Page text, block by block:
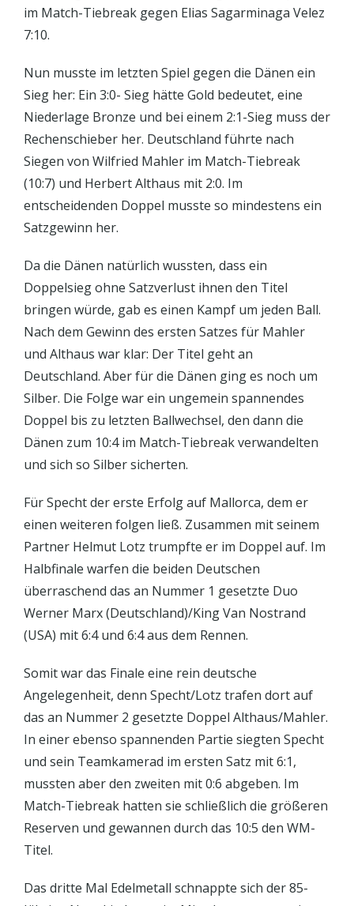
im Match-Tiebreak gegen Elias Sagarminaga Velez
7:10.
Nun musste im letzten Spiel gegen die Dänen ein
Sieg her: Ein 3:0- Sieg hätte Gold bedeutet, eine
Niederlage Bronze und bei einem 2:1-Sieg muss der
Rechenschieber her. Deutschland führte nach
Siegen von Wilfried Mahler im Match-Tiebreak
(10:7) und Herbert Althaus mit 2:0. Im
entscheidenden Doppel musste so mindestens ein
Satzgewinn her.
Da die Dänen natürlich wussten, dass ein
Doppelsieg ohne Satzverlust ihnen den Titel
bringen würde, gab es einen Kampf um jeden Ball.
Nach dem Gewinn des ersten Satzes für Mahler
und Althaus war klar: Der Titel geht an
Deutschland. Aber für die Dänen ging es noch um
Silber. Die Folge war ein ungemein spannendes
Doppel bis zu letzten Ballwechsel, den dann die
Dänen zum 10:4 im Match-Tiebreak verwandelten
und sich so Silber sicherten.
Für Specht der erste Erfolg auf Mallorca, dem er
einen weiteren folgen ließ. Zusammen mit seinem
Partner Helmut Lotz trumpfte er im Doppel auf. Im
Halbfinale warfen die beiden Deutschen
überraschend das an Nummer 1 gesetzte Duo
Werner Marx (Deutschland)/King Van Nostrand
(USA) mit 6:4 und 6:4 aus dem Rennen.
Somit war das Finale eine rein deutsche
Angelegenheit, denn Specht/Lotz trafen dort auf
das an Nummer 2 gesetzte Doppel Althaus/Mahler.
In einer ebenso spannenden Partie siegten Specht
und sein Teamkamerad im ersten Satz mit 6:1,
mussten aber den zweiten mit 0:6 abgeben. Im
Match-Tiebreak hatten sie schließlich die größeren
Reserven und gewannen durch das 10:5 den WM-
Titel.
Das dritte Mal Edelmetall schnappte sich der 85-